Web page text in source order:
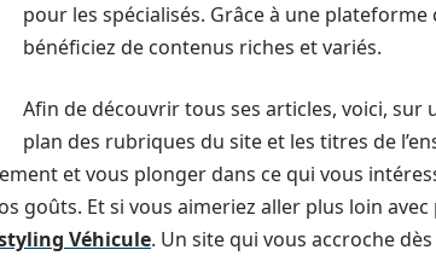
pour les spécialisés. Grâce à une plateforme
bénéficiez de contenus riches et variés.
Afin de découvrir tous ses articles, voici, sur
plan des rubriques du site et les titres de
et vous plonger dans ce qui vous
goûts. Et si vous aimeriez aller plus loin avec
Véhicule. Un site qui vous accroche